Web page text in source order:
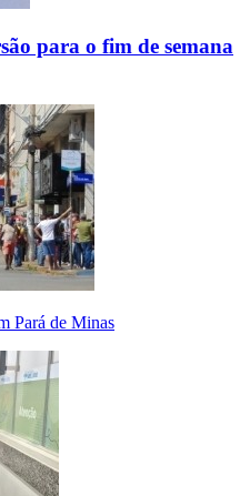
para o fim de semana
Pará de Minas